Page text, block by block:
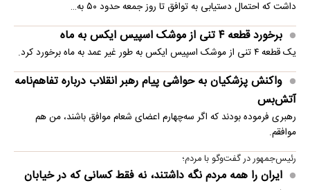
داشت که احتمال دستیابی به توافق تا روز جمعه حدود ۵۰ به…
برخورد قطعه ۴ تنی از موشک اسپیس ایکس به ماه
یک قطعه ۴ تنی از موشک اسپیس ایکس به طور غیر عمد به ماه برخورد کرد.
واکنش پزشکیان به حواشی پیام رهبر انقلاب درباره تفاهم‌نامه
آتش‌بس
رهبری فرموده بودند که اگر سه‌چهارم اعضای شعام موافق باشند، من هم
موافقم.
رئیس‌جمهور در گفت‌وگو با مردم؛
ایران را همه مردم نگه داشتند، نه فقط کسانی که در خیابان